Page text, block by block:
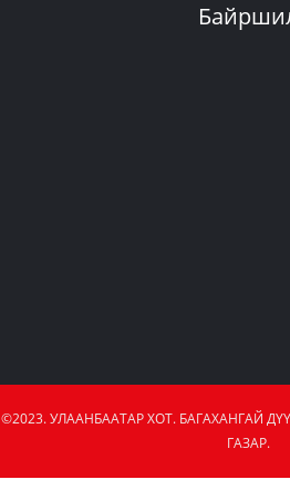
©2023. УЛААНБААТАР ХОТ. БАГАХАНГАЙ
ГАЗАР.